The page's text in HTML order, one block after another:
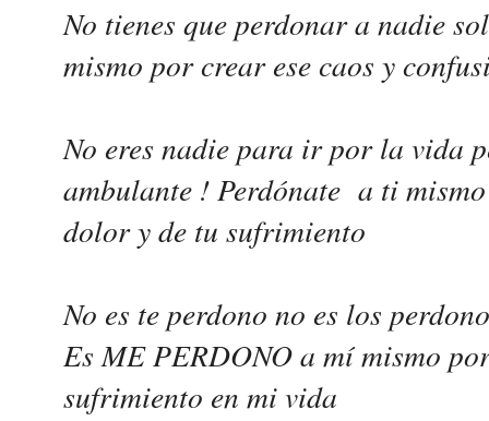
No tienes que perdonar a nadie
mismo por crear ese caos y
No eres nadie para ir por la vida
ambulante ! Perdónate a ti
dolor y de tu sufrimiento
No es te perdono no es los
Es ME PERDONO a mí mismo
sufrimiento en mi vida